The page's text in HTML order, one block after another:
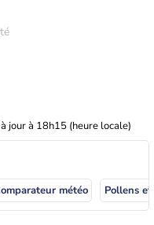
jour à 18h15 (heure locale)
météo Pollens